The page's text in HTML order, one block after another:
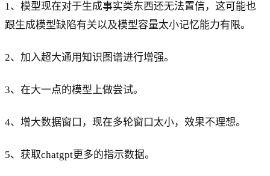
1、模型现在对于生成事实类东西还无法置信，这可能也
跟生成模型缺陷有关以及模型容量太小记忆能力有限。
2、加入超大通用知识图谱进行增强。
3、在大一点的模型上做尝试。
4、增大数据窗口，现在多轮窗口太小，效果不理想。
5、获取chatgpt更多的指示数据。